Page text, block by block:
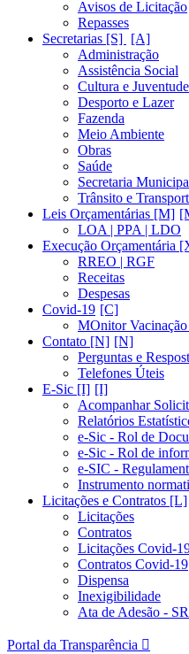
Avisos de Licitação
Repasses
Secretarias [S]
Administração
Assistência Social
Cultura e Juventude
Desporto e Lazer
Fazenda
Meio Ambiente
Obras
Saúde
Secretaria
Trânsito e
Leis Orçamentárias [M]
LOA | PPA | LDO
Execução Orçamentária
RREO | RGF
Receitas
Despesas
Covid-19
MOnitor
Contato [N]
Perguntas e
Telefones Úteis
E-Sic [I]
Acompanhar
Relatórios
e-Sic - Rol de
e-Sic - Rol de
e-SIC -
Instrumento
Licitações e Contratos [L]
Licitações
Contratos
Licitações Covid-
Contratos Covid-19
Dispensa
Inexigibilidade
Ata de Adesão -
Portal da Transparência